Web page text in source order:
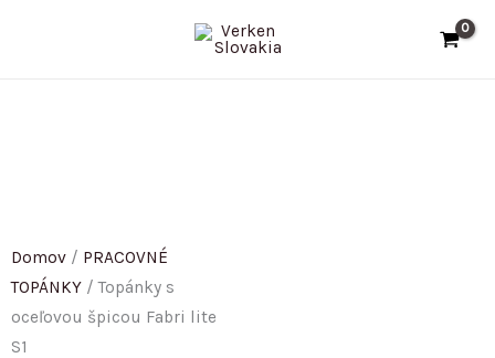
Domov / PRACOVNÉ
TOPÁNKY / Topánky s
oceľovou špicou Fabri lite
S1